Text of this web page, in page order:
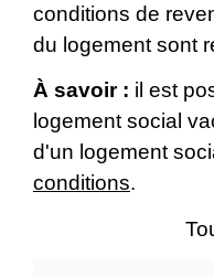
conditions de
du logement sont
À savoir : il est
logement social
d'un logement
conditions.